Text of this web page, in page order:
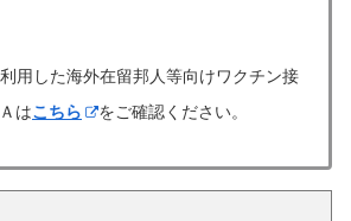
用した海外在留邦人等向けワクチン接
はこちら をご確認ください。